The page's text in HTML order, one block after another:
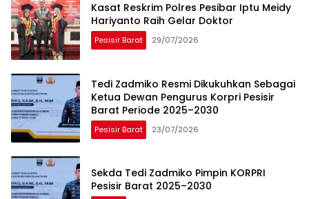
Kasat Reskrim Polres Pesibar Iptu Meidy
Hariyanto Raih Gelar Doktor
Pesisir Barat 29/07/2026
Tedi Zadmiko Resmi Dikukuhkan Sebagai
Ketua Dewan Pengurus Korpri Pesisir
Barat Periode 2025–2030
Pesisir Barat 23/07/2026
Sekda Tedi Zadmiko Pimpin KORPRI
Pesisir Barat 2025–2030